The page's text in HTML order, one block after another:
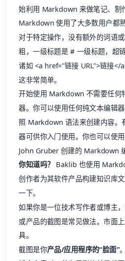
始利用 Markdown 来做笔记、制
Markdown 使用了大多数用户都
对于特定操作，没有额外的词语
粗，一级标题是 # 一级标题，超
诸如 <a href="链接 URL">链接</
这非常简单。
开始使用 Markdown 不需要任何
器。你可以使用任何纯文本编辑
照 Markdown 语法来创建内容
器可供你入门使用。你也可以
John Gruber 创建的 Markdown
你知道吗？ Baklib 也使用
创作者为其软件产品构建知识库
一下。
如果你是一位技术写作者或博主
或产品的截图是常见做法。市面
具。
截图是你产品/应用程序的“脸面”